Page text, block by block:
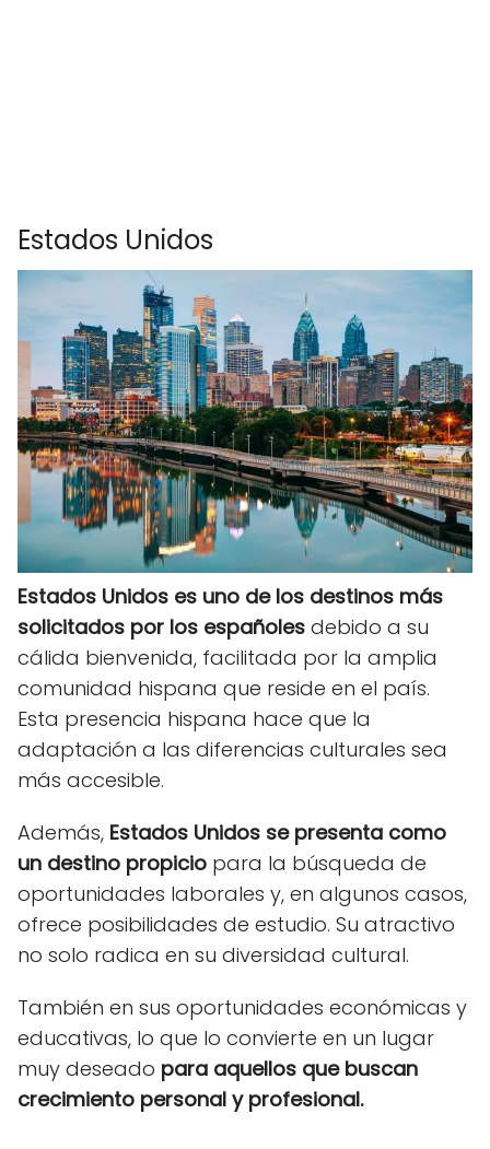
Estados Unidos
Estados Unidos es uno de los destinos más
solicitados por los españoles debido a su
cálida bienvenida, facilitada por la amplia
comunidad hispana que reside en el país.
Esta presencia hispana hace que la
adaptación a las diferencias culturales sea
más accesible.
Además, Estados Unidos se presenta como
un destino propicio para la búsqueda de
oportunidades laborales y, en algunos casos,
ofrece posibilidades de estudio. Su atractivo
no solo radica en su diversidad cultural.
También en sus oportunidades económicas y
educativas, lo que lo convierte en un lugar
muy deseado para aquellos que buscan
crecimiento personal y profesional.